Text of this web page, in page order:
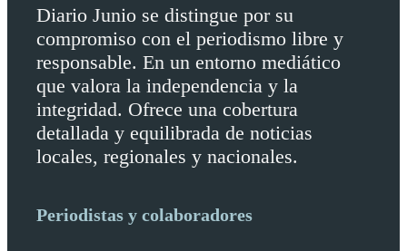
Diario Junio se distingue por su
compromiso con el periodismo libre y
responsable. En un entorno mediático
que valora la independencia y la
integridad. Ofrece una cobertura
detallada y equilibrada de noticias
locales, regionales y nacionales.
Periodistas y colaboradores